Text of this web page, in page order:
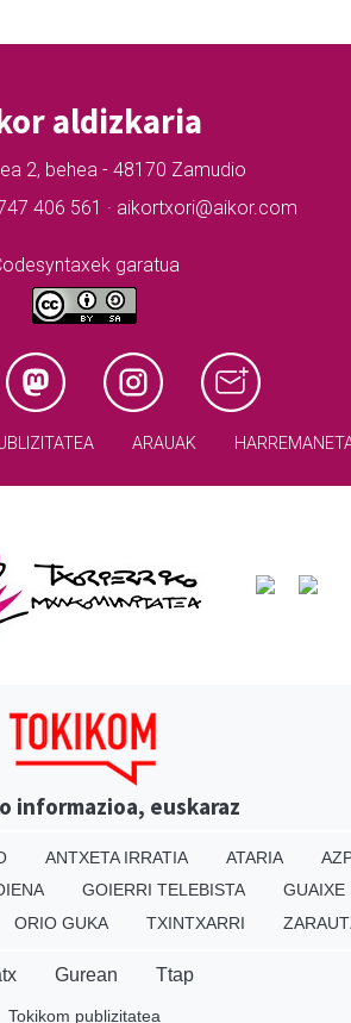
aldizkaria
2, behea - 48170 Zamudio
406 561 · aikortxori@aikor.com
garatua
ARAUAK
informazioa, euskaraz
ANTXETA IRRATIA ATARIA
GOIERRI TELEBISTA GUAIXE
ORIO GUKA TXINTXARRI
Gurean Ttap
Tokikom publizitatea